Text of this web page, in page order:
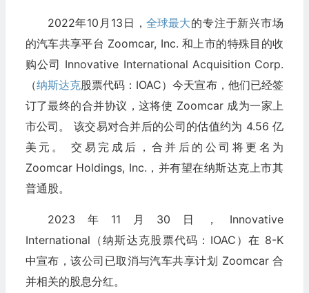
2022年10月13日，全球最大的专注于新兴市场
的汽车共享平台 Zoomcar, Inc. 和上市的特殊目的收
购公司 Innovative International Acquisition Corp.
（纳斯达克股票代码：IOAC）今天宣布，他们已经签
订了最终的合并协议，这将使 Zoomcar 成为一家上
市公司。 该交易对合并后的公司的估值约为 4.56 亿
美元。 交易完成后，合并后的公司将更名为
Zoomcar Holdings, Inc.，并有望在纳斯达克上市其
普通股。
2023年11月30日，Innovative
International（纳斯达克股票代码：IOAC）在 8-K
中宣布，该公司已取消与汽车共享计划 Zoomcar 合
并相关的股息分红。